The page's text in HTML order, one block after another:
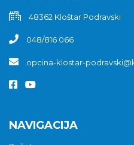
48362 Kloštar Podravski
048/816 066
opcina-klostar-
NAVIGACIJA